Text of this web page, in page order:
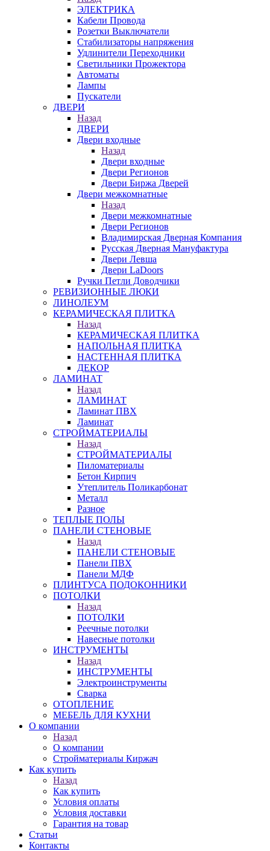
ЭЛЕКТРИКА
Кабели Провода
Розетки Выключатели
Стабилизаторы напряжения
Удлинители Переходники
Светильники Прожектора
Автоматы
Лампы
Пускатели
ДВЕРИ
Назад
ДВЕРИ
Двери входные
Назад
Двери входные
Двери Регионов
Двери Биржа Дверей
Двери межкомнатные
Назад
Двери межкомнатные
Двери Регионов
Владимирская Дверная Компания
Русская Дверная Мануфактура
Двери Левша
Двери LaDoors
Ручки Петли Доводчики
РЕВИЗИОННЫЕ ЛЮКИ
ЛИНОЛЕУМ
КЕРАМИЧЕСКАЯ ПЛИТКА
Назад
КЕРАМИЧЕСКАЯ ПЛИТКА
НАПОЛЬНАЯ ПЛИТКА
НАСТЕННАЯ ПЛИТКА
ДЕКОР
ЛАМИНАТ
Назад
ЛАМИНАТ
Ламинат ПВХ
Ламинат
СТРОЙМАТЕРИАЛЫ
Назад
СТРОЙМАТЕРИАЛЫ
Пиломатериалы
Бетон Кирпич
Утеплитель Поликарбонат
Металл
Разное
ТЕПЛЫЕ ПОЛЫ
ПАНЕЛИ СТЕНОВЫЕ
Назад
ПАНЕЛИ СТЕНОВЫЕ
Панели ПВХ
Панели МДФ
ПЛИНТУСА ПОДОКОННИКИ
ПОТОЛКИ
Назад
ПОТОЛКИ
Реечные потолки
Навесные потолки
ИНСТРУМЕНТЫ
Назад
ИНСТРУМЕНТЫ
Электроинструменты
Сварка
ОТОПЛЕНИЕ
МЕБЕЛЬ ДЛЯ КУХНИ
О компании
Назад
О компании
Стройматериалы Киржач
Как купить
Назад
Как купить
Условия оплаты
Условия доставки
Гарантия на товар
Статьи
Контакты